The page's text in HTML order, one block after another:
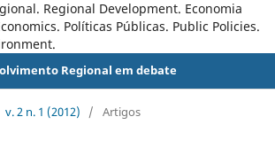
Regional Development. Economia
Políticas Públicas. Public Policies.
Regional em debate
v. 2 n. 1 (2012) / Artigos